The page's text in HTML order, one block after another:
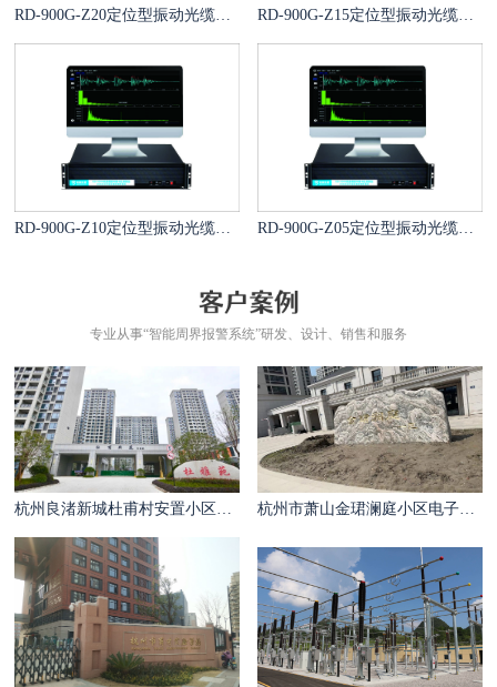
RD-900G-Z20定位型振动光缆报警系统 RD-900G-Z15定位型振动光缆报警系统
RD-900G-Z10定位型振动光缆报警系统 RD-900G-Z05定位型振动光缆报警系统
专业从事“智能周界报警系统”研发、设计、销售和服务
杭州良渚新城杜甫村安置小区电子围栏案例 杭州市萧山金珺澜庭小区电子围栏案例